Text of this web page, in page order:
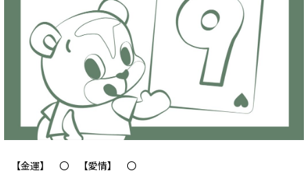
【金運】 〇 【愛情】 〇